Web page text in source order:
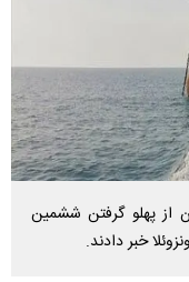
از پهلو گرفتن ششمین
خبر دادند.